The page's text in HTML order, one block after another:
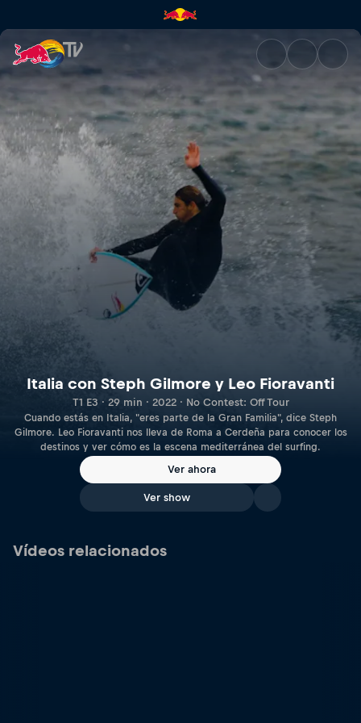
Italia con Steph Gilmore y
Italia con Steph Gilmore y Leo Fioravanti
T1 E3 · 29 min · 2022 · No Contest: Off Tour
Cuando estás en Italia, "eres parte de la Gran Familia", dice Steph
Gilmore. Leo Fioravanti nos lleva de Roma a Cerdeña para conocer los
destinos y ver cómo es la escena mediterránea del surfing.
Ver ahora
Ver show
Vídeos relacionados